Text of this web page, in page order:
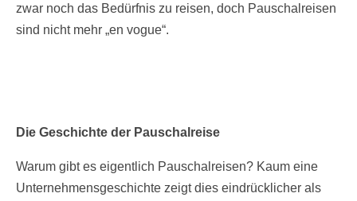
zwar noch das Bedürfnis zu reisen, doch Pauschalreisen
sind nicht mehr „en vogue“.
Die Geschichte der Pauschalreise
Warum gibt es eigentlich Pauschalreisen? Kaum eine
Unternehmensgeschichte zeigt dies eindrücklicher als